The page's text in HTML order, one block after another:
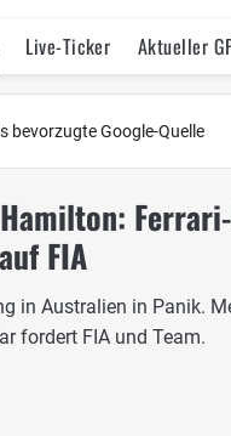
Live-Ticker Aktueller
Termine Statistik
bevorzugte Google-Quelle
FIA
in Australien in Panik.
fordert FIA und Team.